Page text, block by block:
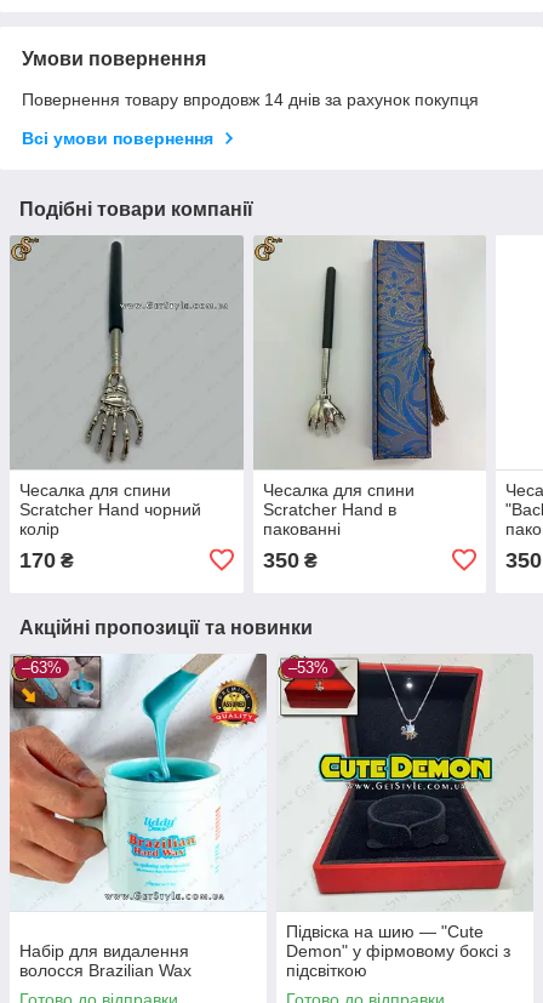
Умови повернення
Повернення товару впродовж 14 днів за рахунок покупця
Всі умови повернення
Подібні товари компанії
Чесалка для спини
Scratcher Hand чорний
колір
170 ₴
Чесалка для спини
Scratcher Hand в
пакованні
350₴ 350
Акційні пропозиції та новинки
–63%
Набір для видалення
волосся Brazilian Wax
–53%
Підвіска на шию — "Cute
Demon" у фірмовому боксі з
підсвіткою